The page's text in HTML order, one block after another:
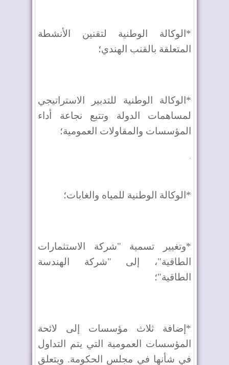
*الوكالة الوطنية لتقنين الأنشطة
المتعلقة بالقنب الهندي؛
*الوكالة الوطنية للتدبير الاستراتيجي
لمساهمات الدولة وتتبع نجاعة أداء
المؤسسات والمقاولات العمومية؛
*الوكالة الوطنية للمياه والغابات؛
*وتغيير تسمية "شركة الاستثمارات
الطاقية"، إلى "شركة الهندسة
الطاقية"؛
*إضافة ثلاث مؤسسات إلى لائحة
المؤسسات العمومية التي يتم التداول
في شأنها في مجلس الحكومة. ويتعلق